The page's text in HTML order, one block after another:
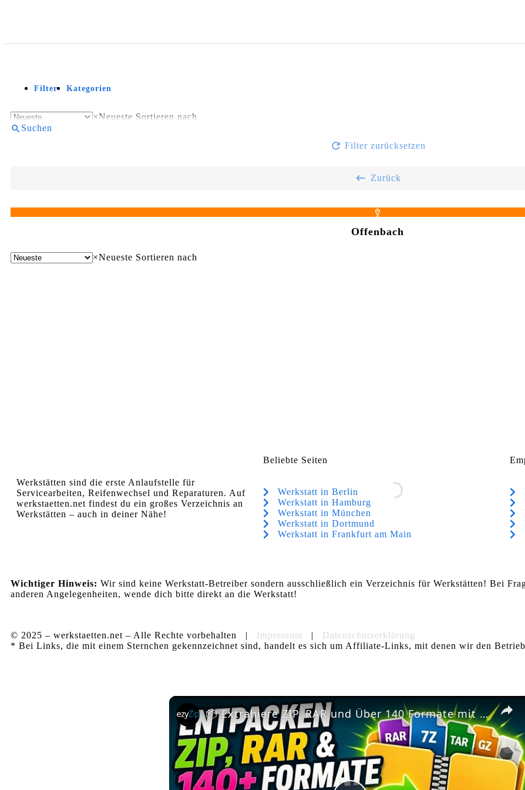
Filter Kategorien
×Neueste Sortieren nach
Suchen
Filter zurücksetzen
Zurück
Offenbach
×Neueste Sortieren nach
Werkstätten sind die erste Anlaufstelle für
Servicearbeiten, Reifenwechsel und Reparaturen. Auf
werkstaetten.net findest du ein großes Verzeichnis an
Werkstätten – auch in deiner Nähe!
Beliebte Seiten
Werkstatt in Berlin
Werkstatt in Hamburg
Werkstatt in München
Werkstatt in Dortmund
Werkstatt in Frankfurt am Main
Wichtiger Hinweis: Wir sind keine Werkstatt-Betreiber sondern ausschließlich ein Verzeichnis für Werkstätten! Bei
anderen Angelegenheiten, wende dich bitte direkt an die Werkstatt!
© 2025 – werkstaetten.net – Alle Rechte vorbehalten | Impressum | Datenschutzerklärung
* Bei Links, die mit einem Sternchen gekennzeichnet sind, handelt es sich um Affiliate-Links, mit denen wir den
📦 Extrahiere ZIP, RAR und Über 140 Formate mit der Chrome-Erweiterung | Kostenlos und Lokal